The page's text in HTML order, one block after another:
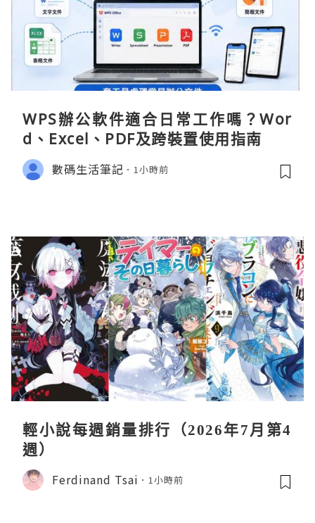
WPS辦公軟件適合日常工作嗎？Wor
d、Excel、PDF及跨裝置使用指南
數碼生活筆記 1小時前
輕小說每週銷量排行（2026年7月第4
週）
Ferdinand Tsai 1小時前